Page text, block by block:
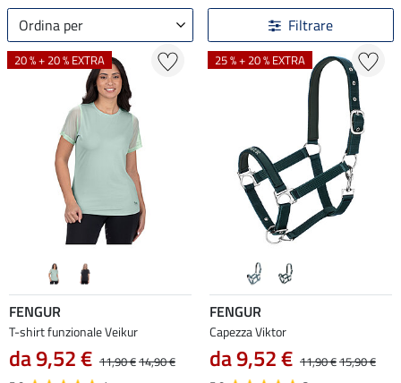
Ordina per Filtrare
20 % + 20 % EXTRA
FENGUR
T-shirt funzionale Veikur
da 9,52 € 11,90 €14,90 €
25 % + 20 % EXTRA
FENGUR
Capezza Viktor
da 9,52 € 11,90 €15,90 €